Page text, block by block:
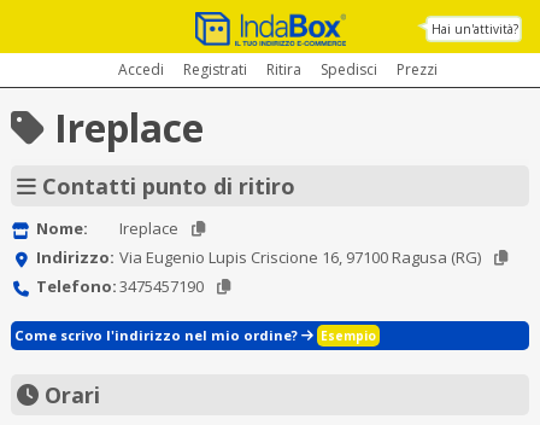
Hai un'attività?
Accedi Registrati Ritira Spedisci Prezzi
Ireplace
Contatti punto di ritiro
Nome:
Ireplace
Indirizzo: Via Eugenio Lupis Criscione 16, 97100 Ragusa (RG)
Telefono:3475457190
Come scrivo l'indirizzo nel mio ordine? Esempio
Orari